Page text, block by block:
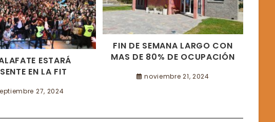
ESTARÁ
EN LA FIT
27, 2024
FIN DE SEMANA LARGO CON
MAS DE 80% DE OCUPACIÓN
noviembre 21, 2024